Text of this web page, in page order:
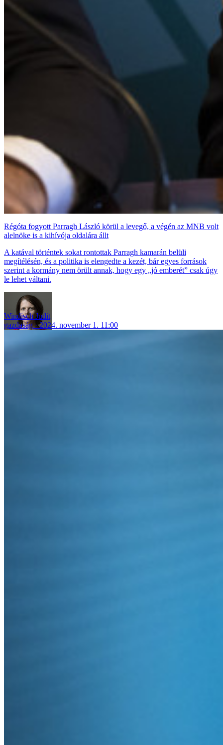
Régóta fogyott Parragh László körül a levegő, a végén az MNB volt
alelnöke is a kihívója oldalára állt
A katával történtek sokat rontottak Parragh kamarán belüli
megítélésén, és a politika is elengedte a kezét, bár egyes források
szerint a kormány nem örült annak, hogy egy „jó emberét” csak úgy
le lehet váltani.
Windisch Judit
gazdaság
2024. november 1. 11:00